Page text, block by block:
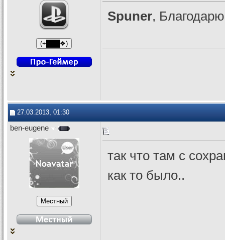
Spuner,
27.03.2013, 01:30
ben-eugene
так что там с
как то было..